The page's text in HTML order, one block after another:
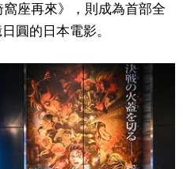
座再來》，則成為首部全
圓的日本電影。